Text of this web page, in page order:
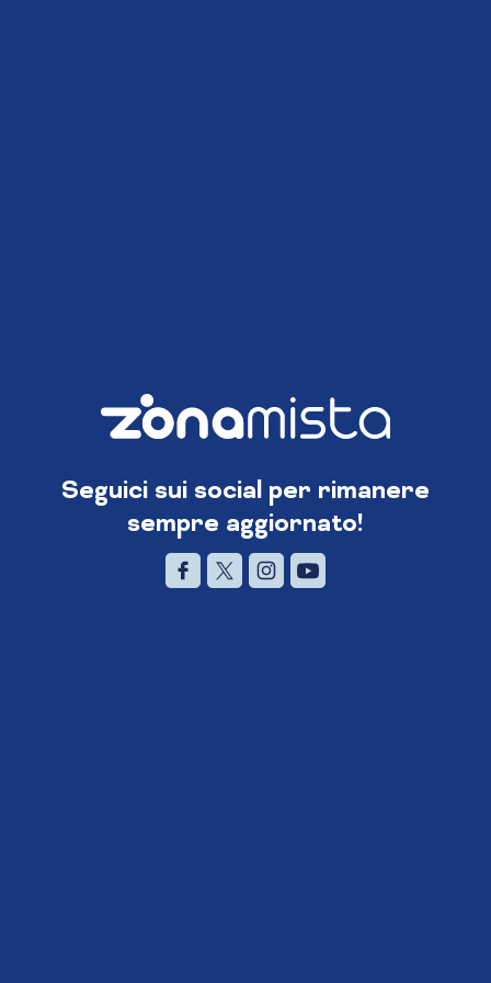
Seguici sui social per rimanere
sempre aggiornato!